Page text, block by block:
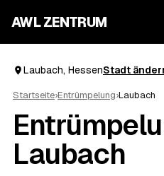
AWL ZENTRUM
Laubach, HessenStadt
Startseite›Entrümpelung›Laubach
Laubach